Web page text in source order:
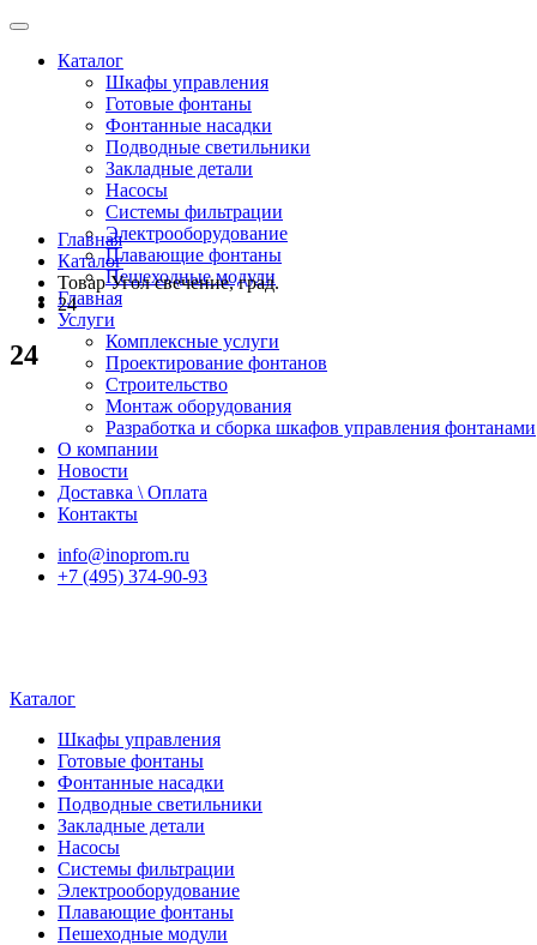
Каталог
Шкафы управления
Готовые фонтаны
Фонтанные насадки
Подводные светильники
Закладные детали
Насосы
Системы фильтрации
Электрооборудование
Плавающие фонтаны
Пешеходные модули
Главная
Услуги
Комплексные услуги
Проектирование фонтанов
Строительство
Монтаж оборудования
Разработка и сборка шкафов управления фонтанами
О компании
Новости
Доставка \ Оплата
Контакты
info@inoprom.ru
+7 (495) 374-90-93
Каталог
Шкафы управления
Готовые фонтаны
Фонтанные насадки
Подводные светильники
Закладные детали
Насосы
Системы фильтрации
Электрооборудование
Плавающие фонтаны
Пешеходные модули
Главная
Каталог
Товар Угол свечение, град.
24
24